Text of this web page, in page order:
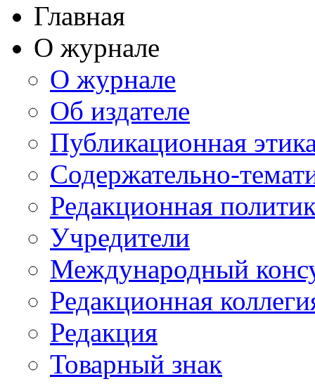
Главная
О журнале
О журнале
Об издателе
Публикационная
Содержательно-
Редакционная
Учредители
Международный
Редакционная
Редакция
Товарный знак